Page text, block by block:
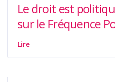
Le droit est
sur le Fréquence
Lire